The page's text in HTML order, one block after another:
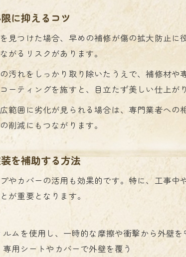
話題を集めるコーティング剤の
外壁塗装に使える注目の
保護スプレーやクリア塗
外壁塗装の汚れや傷を防
セルフクリーニング機能
コーティング剤選びで外
DIYで試す外壁塗装傷防止テク
外壁塗装でDIY初心者が知
塗装面の傷防止に役立つ
DIYで外壁塗装の劣化を防
に抑えるコツ
見つけた場合、早めの補修が傷の拡大防止
がるリスクがあります。
汚れをしっかり取り除いたうえで、補修材
ーティングを施すと、目立たず美しい仕上が
範囲に劣化が見られる場合は、専門業者へ
削減にもつながります。
を補助する方法
やカバーの活用も効果的です。特に、工事
が重要となります。
ムを使用し、一時的な摩擦や衝撃から外壁を
用シートやカバーで外壁を覆う